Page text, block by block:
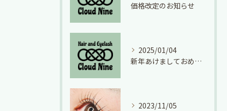
価格改定のお知らせ
2025/01/04
新年あけましておめでとうございます
2023/11/05